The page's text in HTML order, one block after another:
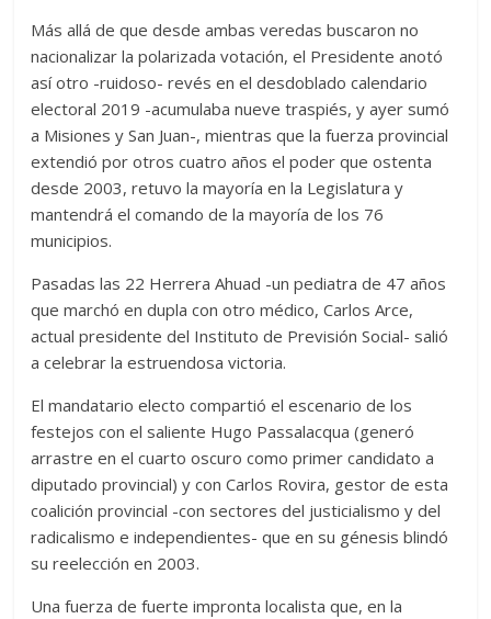
Más allá de que desde ambas veredas buscaron no
nacionalizar la polarizada votación, el Presidente anotó
así otro -ruidoso- revés en el desdoblado calendario
electoral 2019 -acumulaba nueve traspiés, y ayer sumó
a Misiones y San Juan-, mientras que la fuerza provincial
extendió por otros cuatro años el poder que ostenta
desde 2003, retuvo la mayoría en la Legislatura y
mantendrá el comando de la mayoría de los 76
municipios.
Pasadas las 22 Herrera Ahuad -un pediatra de 47 años
que marchó en dupla con otro médico, Carlos Arce,
actual presidente del Instituto de Previsión Social- salió
a celebrar la estruendosa victoria.
El mandatario electo compartió el escenario de los
festejos con el saliente Hugo Passalacqua (generó
arrastre en el cuarto oscuro como primer candidato a
diputado provincial) y con Carlos Rovira, gestor de esta
coalición provincial -con sectores del justicialismo y del
radicalismo e independientes- que en su génesis blindó
su reelección en 2003.
Una fuerza de fuerte impronta localista que, en la